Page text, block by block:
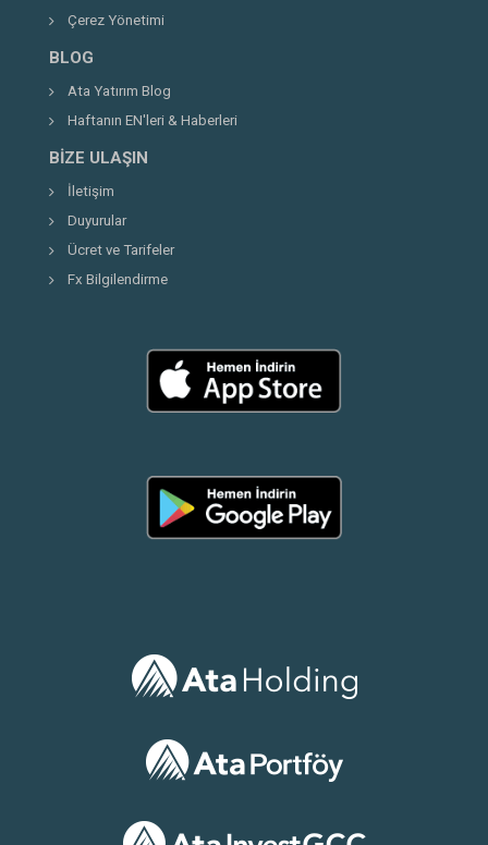
Çerez Yönetimi
BLOG
Ata Yatırım Blog
Haftanın EN'leri & Haberleri
BIZE ULAŞIN
İletişim
Duyurular
Ücret ve Tarifeler
Fx Bilgilendirme